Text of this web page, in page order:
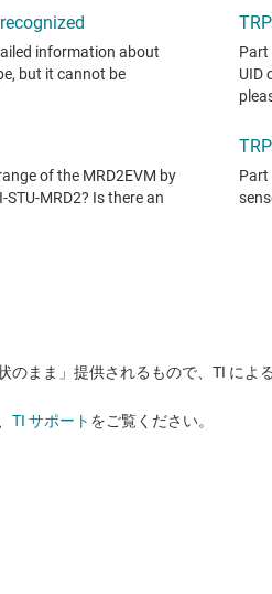
まま」提供されるもので、TI によ
TI サポート をご覧ください。​​​​​​​​​​​​​​